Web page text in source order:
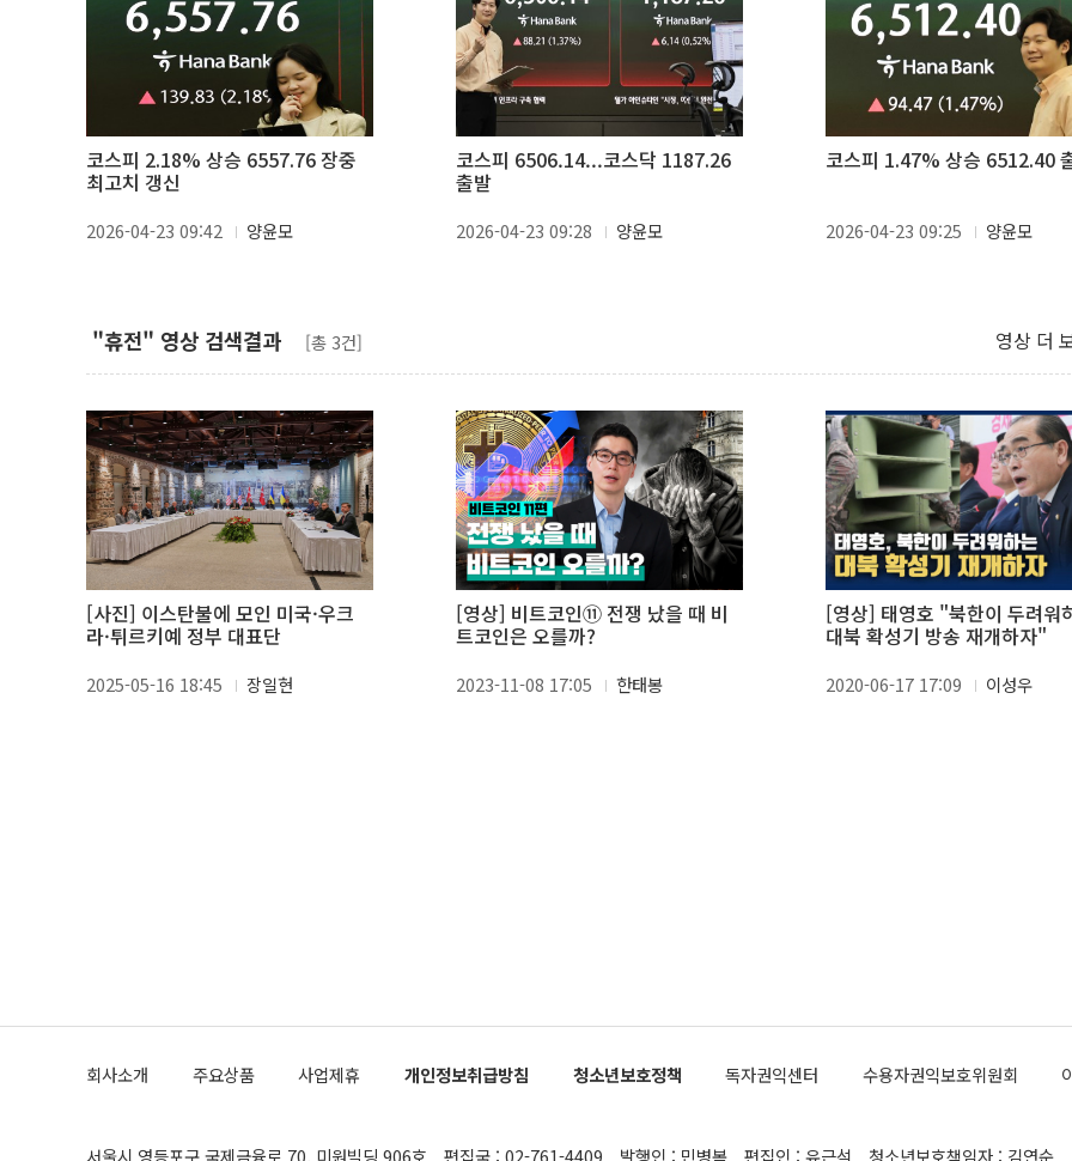
코스피 2.18% 상승 6557.76 장중
최고치 갱신
2026-04-23 09:42 양윤모
코스피 6506.14...코스닥 1187.26
출발
2026-04-23 09:28 양윤모
코스피 1.47% 상승 6512.40
2026-04-23 09:25 양윤모
"휴전" 영상 검색결과 [총 3건] 영상 더
[사진] 이스탄불에 모인 미국·우크
라·튀르키예 정부 대표단
2025-05-16 18:45 장일현
[영상] 비트코인⑪ 전쟁 났을 때 비
트코인은 오를까?
2023-11-08 17:05 한태봉
[영상] 태영호 "북한이 두려워
대북 확성기 방송 재개하자"
2020-06-17 17:09 이성우
회사소개 주요상품 사업제휴 개인정보취급방침 청소년보호정책 독자권익센터 수용자권익보호위원회
서울시 영등포구 국제금융로 70, 미원빌딩 906호 편집국 : 02-761-4409 발행인 : 민병복 편집인 : 유근석 청소년보호책임자 : 김연순